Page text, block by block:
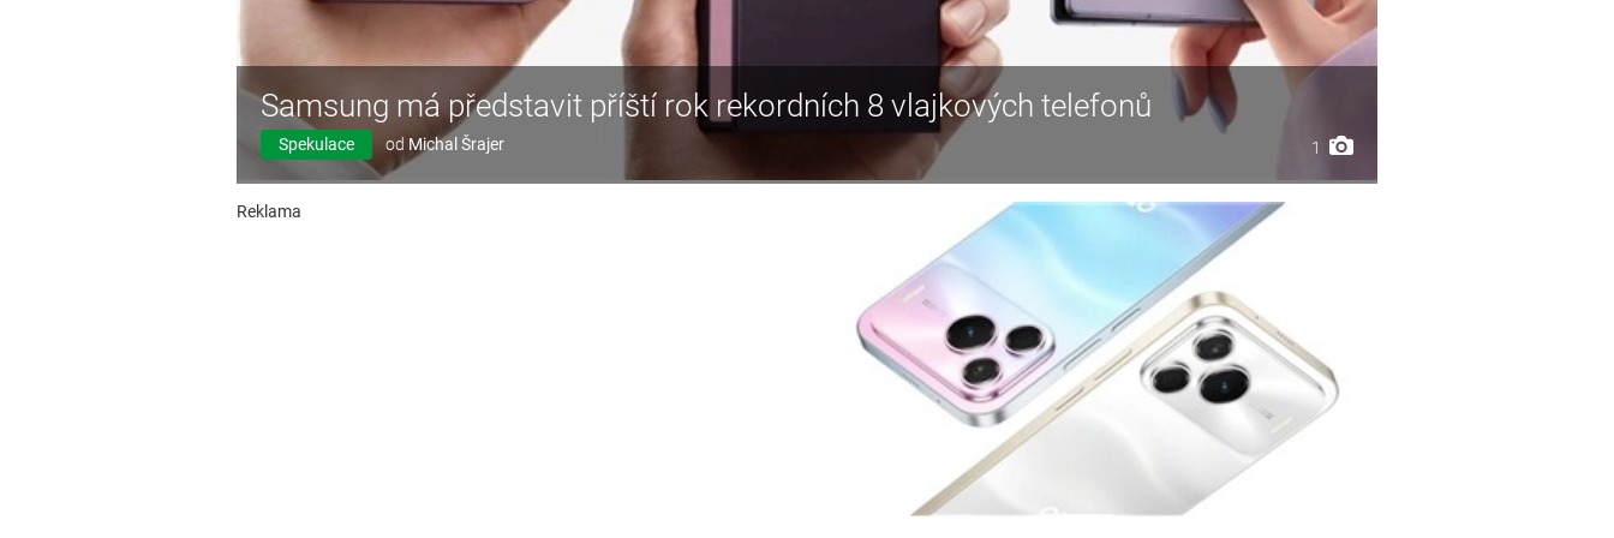
Samsung má představit příští rok rekordních 8 vlajkových telefonů
Spekulace od Michal Šrajer 1
Reklama